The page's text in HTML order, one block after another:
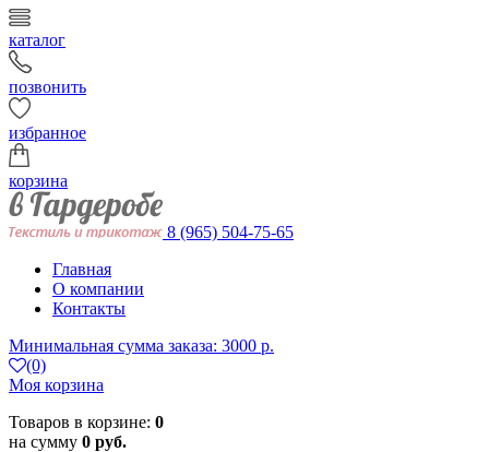
каталог
позвонить
избранное
корзина
8 (965) 504-75-65
Главная
О компании
Контакты
Минимальная сумма заказа: 3000 р.
(0)
Моя корзина
Товаров в корзине: 0
на сумму 0 руб.